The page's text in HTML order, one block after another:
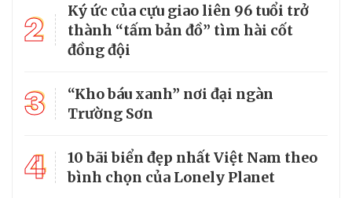
2
Ký ức của cựu giao liên 96 tuổi trở
thành “tấm bản đồ” tìm hài cốt
đồng đội
3
“Kho báu xanh” nơi đại ngàn
Trường Sơn
4
10 bãi biển đẹp nhất Việt Nam theo
bình chọn của Lonely Planet